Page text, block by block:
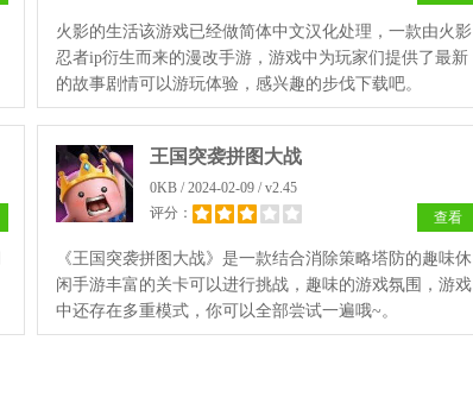
火影的生活该游戏已经做简体中文汉化处理，一款由火影
忍者ip衍生而来的漫改手游，游戏中为玩家们提供了最新
的故事剧情可以游玩体验，感兴趣的步伐下载吧。
王国突袭拼图大战
0KB / 2024-02-09 / v2.45
评分：
查看
《王国突袭拼图大战》是一款结合消除策略塔防的趣味休
闲手游丰富的关卡可以进行挑战，趣味的游戏氛围，游戏
中还存在多重模式，你可以全部尝试一遍哦~。